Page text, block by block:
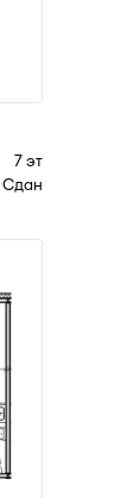
7 эт
Сдан